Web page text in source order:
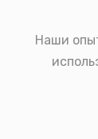
Наши